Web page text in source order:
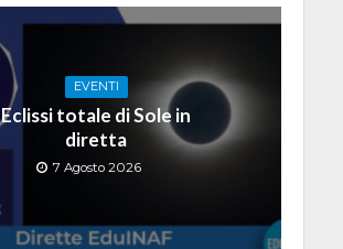
EVENTI
Eclissi totale di Sole in
diretta
7 Agosto 2026